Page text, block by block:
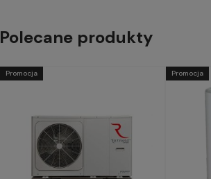
Polecane produkty
Promocja Promocja